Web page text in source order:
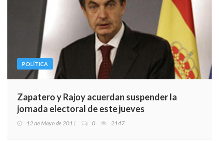
POLÍTICA
Zapatero y Rajoy acuerdan suspender la
jornada electoral de este jueves
12 de Mayo de 2011 0 2147